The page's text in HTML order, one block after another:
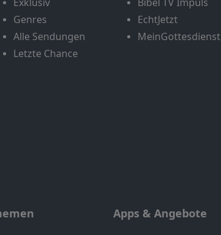
Genres
Alle Sendungen
Letzte Chance
EchtJetzt
MeinGottesdienst
Apps & Angebote